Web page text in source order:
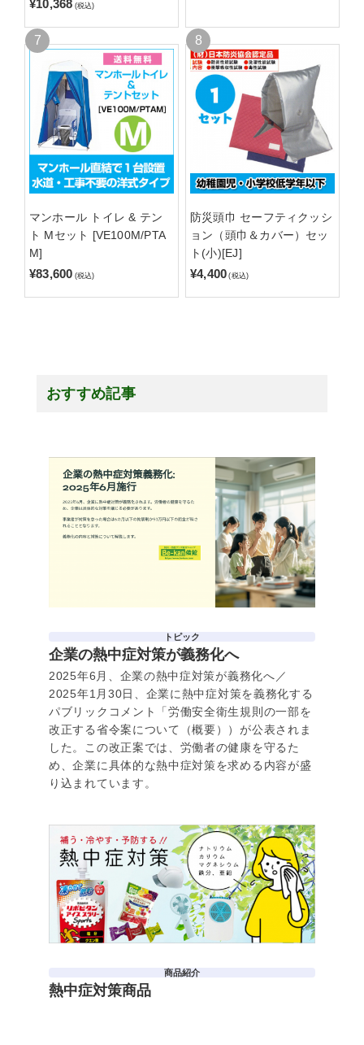
¥10,368 (税込)
マンホール トイレ & テン
ト Mセット [VE100M/PTA
M]
¥83,600 (税込)
防災頭巾 セーフティクッシ
ョン（頭巾＆カバー）セッ
ト(小)[EJ]
¥4,400 (税込)
おすすめ記事
トピック
企業の熱中症対策が義務化へ
2025年6月、企業の熱中症対策が義務化へ／
2025年1月30日、企業に熱中症対策を義務化する
パブリックコメント「労働安全衛生規則の一部を
改正する省令案について（概要））が公表されま
した。この改正案では、労働者の健康を守るた
め、企業に具体的な熱中症対策を求める内容が盛
り込まれています。
商品紹介
熱中症対策商品